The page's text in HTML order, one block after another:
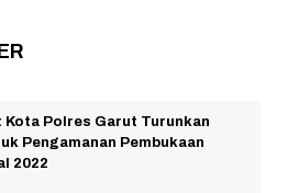
Kota Polres Garut Turunkan
Pengamanan Pembukaan
2022